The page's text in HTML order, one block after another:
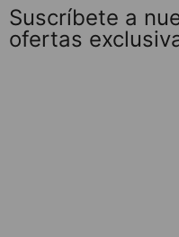
Suscríbete a
ofertas